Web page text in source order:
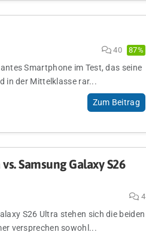
40 87%
Smartphone im Test, das seine
in der Mittelklasse rar...
Zum Beitrag
Samsung Galaxy S26
4
S26 Ultra stehen sich die beiden
versprechen sowohl...